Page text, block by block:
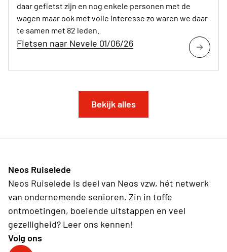
daar gefietst zijn en nog enkele personen met de
wagen maar ook met volle interesse zo waren we daar
te samen met 82 leden.
Fietsen naar Nevele 01/06/26
Bekijk alles
Neos Ruiselede
Neos Ruiselede is deel van Neos vzw, hét netwerk
van ondernemende senioren. Zin in toffe
ontmoetingen, boeiende uitstappen en veel
gezelligheid? Leer ons kennen!
Volg ons